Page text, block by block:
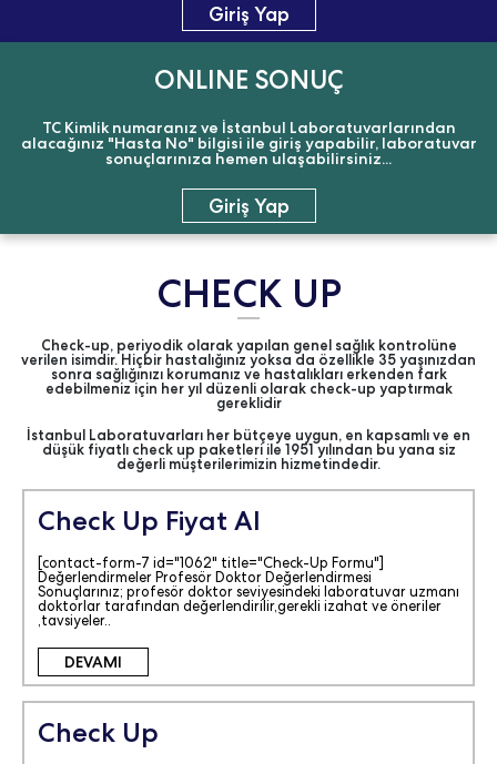
Giriş Yap
ONLINE SONUÇ
TC Kimlik numaranız ve İstanbul Laboratuvarlarından
alacağınız "Hasta No" bilgisi ile giriş yapabilir, laboratuvar
sonuçlarınıza hemen ulaşabilirsiniz...
Giriş Yap
CHECK UP
Check-up, periyodik olarak yapılan genel sağlık kontrolüne
verilen isimdir. Hiçbir hastalığınız yoksa da özellikle 35 yaşınızdan
sonra sağlığınızı korumanız ve hastalıkları erkenden fark
edebilmeniz için her yıl düzenli olarak check-up yaptırmak
gereklidir
İstanbul Laboratuvarları her bütçeye uygun, en kapsamlı ve en
düşük fiyatlı check up paketleri ile 1951 yılından bu yana siz
değerli müşterilerimizin hizmetindedir.
Check Up Fiyat Al
[contact-form-7 id="1062" title="Check-Up Formu"]
Değerlendirmeler Profesör Doktor Değerlendirmesi
Sonuçlarınız; profesör doktor seviyesindeki laboratuvar uzmanı
doktorlar tarafından değerlendirilir,gerekli izahat ve öneriler
,tavsiyeler..
DEVAMI
Check Up